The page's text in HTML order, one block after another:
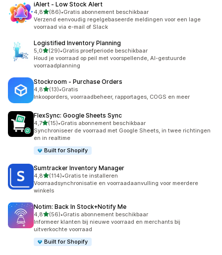
iAlert ‑ Low Stock Alert
4,8van 5 sterren
(86)
86 recensies in totaal
•Gratis abonnement beschikbaar
Verzend eenvoudig regelgebaseerde meldingen voor een lage
voorraad via e-mail of Slack
Logistified Inventory Planning
5,0van 5 sterren
(29)
29 recensies in totaal
•Gratis proefperiode beschikbaar
Houd je voorraad op peil met voorspellende, AI-gestuurde
voorraadplanning
Stockroom ‑ Purchase Orders
4,8van 5 sterren
(13)
13 recensies in totaal
•Gratis
Inkooporders, voorraadbeheer, rapportages, COGS en meer
FlexSync: Google Sheets Sync
4,7van 5 sterren
(15)
15 recensies in totaal
•Gratis abonnement beschikbaar
Synchroniseer de voorraad met Google Sheets, in twee richtingen
en in realtime
Built for Shopify
Sumtracker Inventory Manager
4,8van 5 sterren
(114)
114 recensies in totaal
•Gratis te installeren
Voorraadsynchronisatie en voorraadaanvulling voor meerdere
winkels
Notim: Back In Stock+Notify Me
4,8van 5 sterren
(56)
56 recensies in totaal
•Gratis abonnement beschikbaar
Informeer klanten bij nieuwe voorraad en merchants bij
uitverkochte voorraad
Built for Shopify